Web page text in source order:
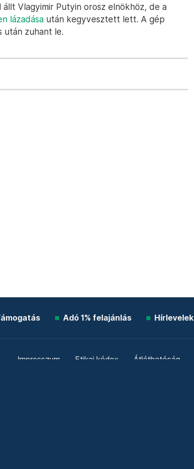
Vlagyimir Putyin orosz elnökhöz, de a
lázadása után kegyvesztett lett. A gép
után zuhant le.
Adó 1% felajánlás Hírlevelek
Impresszum Etikai kódex Átláthatóság